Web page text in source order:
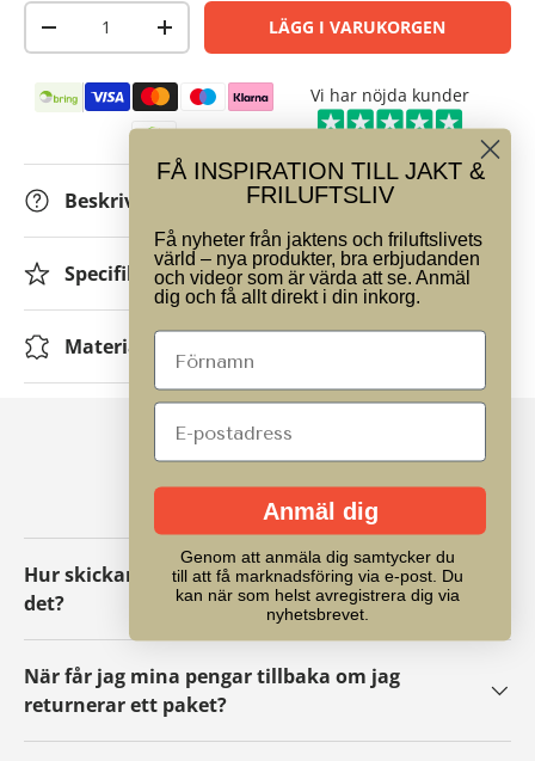
Antal
-
+ LÄGG I VARUKORGEN
Betalningsmetoder Vi har nöjda kunder
Beskrivning
Specifikationer
Material
VANLIGA FRÅGOR
Hur skickar jag tillbaka ett paket eller byter
det?
När får jag mina pengar tillbaka om jag
returnerar ett paket?
FÅ INSPIRATION TILL JAKT &
FRILUFTSLIV
Få nyheter från jaktens och friluftslivets
värld – nya produkter, bra erbjudanden
och videor som är värda att se. Anmäl
dig och få allt direkt i din inkorg.
Anmäl dig
Genom att anmäla dig samtycker du
till att få marknadsföring via e-post. Du
kan när som helst avregistrera dig via
nyhetsbrevet.